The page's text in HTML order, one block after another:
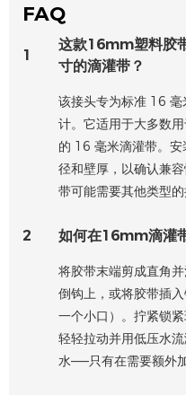
FAQ
1
这款16mm塑料胶
寸的滴灌带？
该接头专为标准 16
计。它适用于大多数
的 16 毫米滴灌带。
径和壁厚，以确认兼
带可能需要其他类型的
2 如何在16mm滴灌
将胶带末端剪成直角
倒钩上，或将胶带插
一个小口）。拧紧锁
轻轻拉动并用低压水
水——只有在需要额外